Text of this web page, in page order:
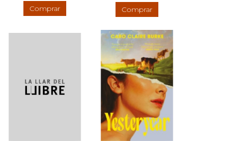
Comprar Comprar